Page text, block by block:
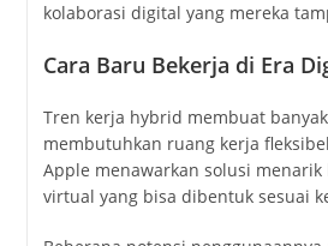
kolaborasi digital yang mereka
Cara Baru Bekerja di Era
Tren kerja hybrid membuat
membutuhkan ruang kerja
Apple menawarkan solusi
virtual yang bisa dibentuk sesuai